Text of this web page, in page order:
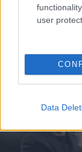
user
Data